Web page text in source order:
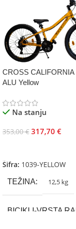
CROSS CALIFORNIA
ALU Yellow
Na stanju
353,00€ 317,70 €
Šifra: 1039-YELLOW
TEŽINA 12,5 kg
BICIKLI-VRSTA